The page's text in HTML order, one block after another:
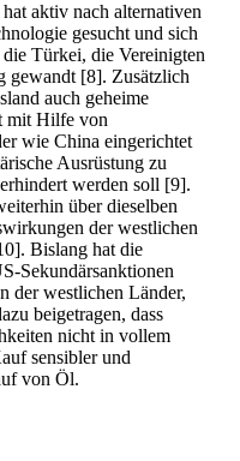
aktiv nach alternativen
gesucht und sich
Türkei, die Vereinigten
gewandt [8]. Zusätzlich
auch geheime
mit Hilfe von
wie China eingerichtet
Ausrüstung zu
werden soll [9].
über dieselben
der westlichen
Bislang hat die
Sekundärsanktionen
der westlichen Länder,
beigetragen, dass
nicht in vollem
sensibler und
von Öl.